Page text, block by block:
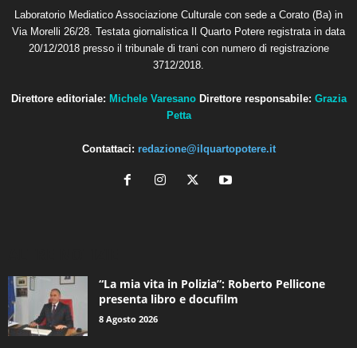
Laboratorio Mediatico Associazione Culturale con sede a Corato (Ba) in
Via Morelli 26/28. Testata giornalistica Il Quarto Potere registrata in data
20/12/2018 presso il tribunale di trani con numero di registrazione
3712/2018.
Direttore editoriale: Michele Varesano Direttore responsabile: Grazia
Petta
Contattaci: redazione@ilquartopotere.it
“La mia vita in Polizia”: Roberto Pellicone
presenta libro e docufilm
8 Agosto 2026